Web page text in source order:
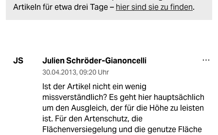
Artikeln für etwa drei Tage – hier sind sie zu finden.
JS Julien Schröder-Gianoncelli
30.04.2013, 09:20 Uhr
Ist der Artikel nicht ein wenig
missverständlich? Es geht hier hauptsächlich
um den Ausgleich, der für die Höhe zu leisten
ist. Für den Artenschutz, die
Flächenversiegelung und die genutze Fläche